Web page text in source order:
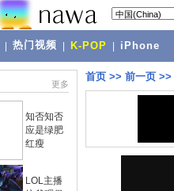
热门视频 K-POP iPhone
更多
知否知否
应是绿肥
红瘦
LOL主播
首页 >> 前一页 >>